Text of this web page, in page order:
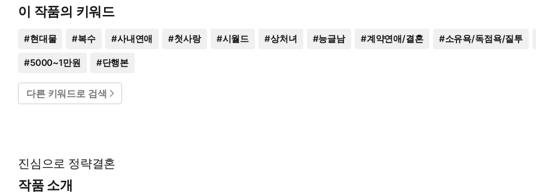
이 작품의 키워드
#현대물 #복수 #사내연애 #첫사랑 #시월드 #상처녀 #능글남 #계약연애/결혼 #소유욕/독점욕/질투
#5000~1만원 #단행본
다른 키워드로 검색
진심으로 정략결혼
작품 소개